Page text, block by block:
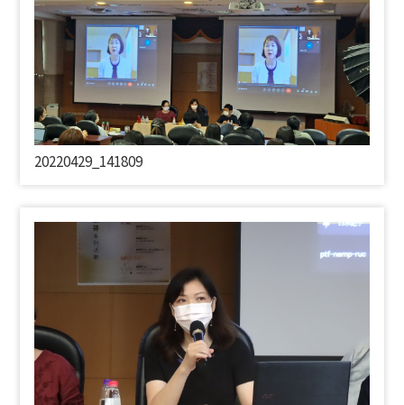
20220429_141809